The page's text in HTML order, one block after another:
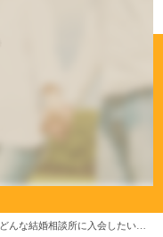
どんな結婚相談所に入会したいですか！